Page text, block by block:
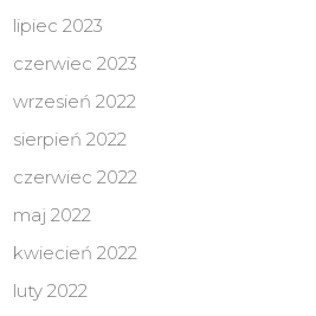
lipiec 2023
czerwiec 2023
wrzesień 2022
sierpień 2022
czerwiec 2022
maj 2022
kwiecień 2022
luty 2022